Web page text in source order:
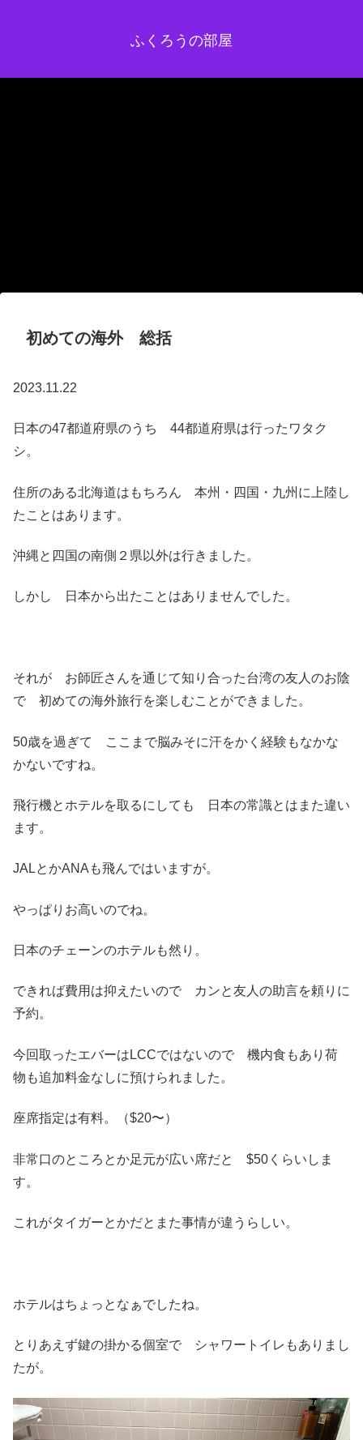
ふくろうの部屋
初めての海外 総括
2023.11.22
日本の47都道府県のうち 44都道府県は行ったワタク
シ。
住所のある北海道はもちろん 本州・四国・九州に上陸し
たことはあります。
沖縄と四国の南側２県以外は行きました。
しかし 日本から出たことはありませんでした。
それが お師匠さんを通じて知り合った台湾の友人のお陰
で 初めての海外旅行を楽しむことができました。
50歳を過ぎて ここまで脳みそに汗をかく経験もなかな
かないですね。
飛行機とホテルを取るにしても 日本の常識とはまた違い
ます。
JALとかANAも飛んではいますが。
やっぱりお高いのでね。
日本のチェーンのホテルも然り。
できれば費用は抑えたいので カンと友人の助言を頼りに
予約。
今回取ったエバーはLCCではないので 機内食もあり荷
物も追加料金なしに預けられました。
座席指定は有料。（$20〜）
非常口のところとか足元が広い席だと $50くらいしま
す。
これがタイガーとかだとまた事情が違うらしい。
ホテルはちょっとなぁでしたね。
とりあえず鍵の掛かる個室で シャワートイレもありまし
たが。